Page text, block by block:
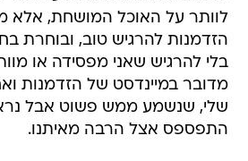
לוותר על האוכל המושחת, אלא
הזדמנות להרגיש טוב, ובוחרת
בלי להרגיש שאני מפסידה או
מדובר במיינדסט של הזדמנות
שלי, שנשמע ממש פשוט אבל
התפספס אצל הרבה מאיתנו.